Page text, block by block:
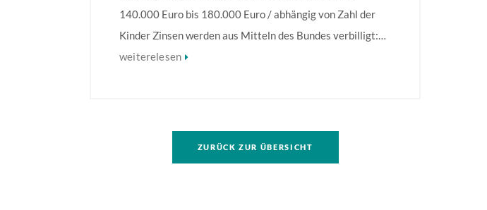
140.000 Euro bis 180.000 Euro / abhängig von Zahl der
Kinder Zinsen werden aus Mitteln des Bundes verbilligt:
Heutiger Zins bei 0,53 Prozent effektiv bei 35 Jahren
Einzelmaßnahmen […]
weiterelesen
ZURÜCK ZUR ÜBERSICHT